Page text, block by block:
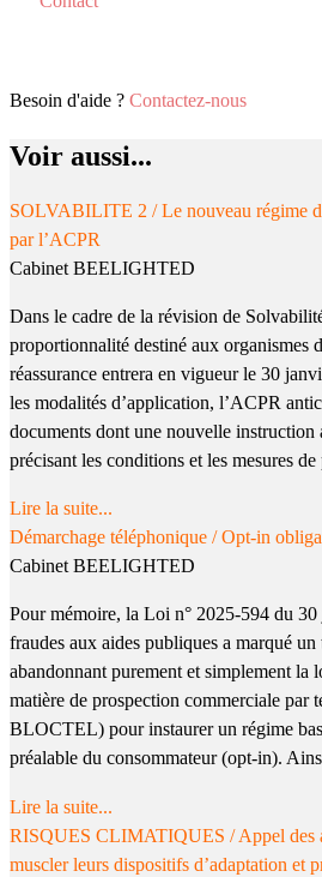
Besoin d'aide ? Contactez-nous
Voir aussi...
SOLVABILITE 2 / Le nouveau régime
par l’ACPR
Cabinet BEELIGHTED
Dans le cadre de la révision de
proportionnalité destiné aux organismes
réassurance entrera en vigueur le 30
les modalités d’application, l’ACPR
documents dont une nouvelle instruction
précisant les conditions et les mesures
Lire la suite...
Démarchage téléphonique / Opt-in
Cabinet BEELIGHTED
Pour mémoire, la Loi n° 2025-594 du
fraudes aux aides publiques a marqué
abandonnant purement et simplement la
matière de prospection commerciale par
BLOCTEL) pour instaurer un régime
préalable du consommateur (opt-in).
Lire la suite...
RISQUES CLIMATIQUES / Appel des
muscler leurs dispositifs d’adaptation et